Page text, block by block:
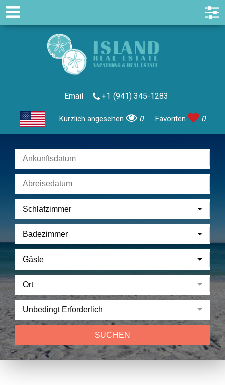
Email +1 (941) 345-1283
Kürzlich angesehen 0 Favoriten 0
Schlafzimmer
Badezimmer
Gäste
Ort
Unbedingt Erforderlich
SUCHEN